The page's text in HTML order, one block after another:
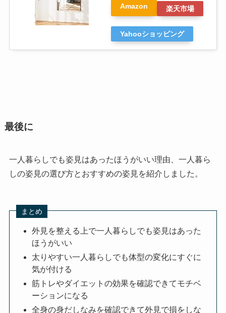
Amazon 楽天市場
Yahooショッピング
最後に
一人暮らしでも姿見はあったほうがいい理由、一人暮ら
しの姿見の選び方とおすすめの姿見を紹介しました。
まとめ
外見を整える上で一人暮らしでも姿見はあった
ほうがいい
太りやすい一人暮らしでも体型の変化にすぐに
気が付ける
筋トレやダイエットの効果を確認できてモチベ
ーションになる
全身の身だしなみを確認できて外見で損をしな